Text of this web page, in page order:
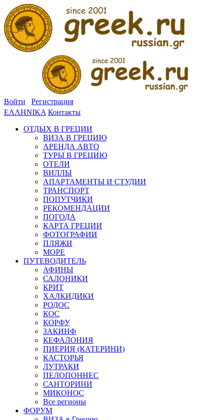
Войти
Регистрация
ΕΛΛΗΝΙΚΑ Контакты
ОТДЫХ В ГРЕЦИИ
ВИЗА В ГРЕЦИЮ
АРЕНДА АВТО
ТУРЫ В ГРЕЦИЮ
ОТЕЛИ
ВИЛЛЫ
АПАРТАМЕНТЫ И СТУДИИ
ТРАНСПОРТ
ПОПУТЧИКИ
РЕКОМЕНДАЦИИ
ПОГОДА
КАРТА ГРЕЦИИ
ФОТОГРАФИИ
ПЛЯЖИ
МОРЕ
ПУТЕВОДИТЕЛЬ
АФИНЫ
САЛОНИКИ
КРИТ
ХАЛКИДИКИ
РОДОС
КОС
КОРФУ
ЗАКИНФ
КЕФАЛОНИЯ
ПИЕРИЯ (КАТЕРИНИ)
КАСТОРЬЯ
ЛУТРАКИ
ПЕЛОПОННЕС
САНТОРИНИ
МИКОНОС
Все регионы
ФОРУМ